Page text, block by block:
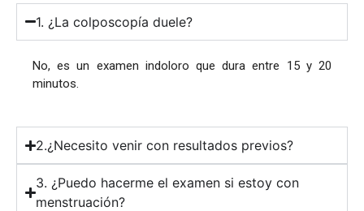
1. ¿La colposcopía duele?
No, es un examen indoloro que dura entre 15 y 20
minutos.
2.¿Necesito venir con resultados previos?
3. ¿Puedo hacerme el examen si estoy con
menstruación?